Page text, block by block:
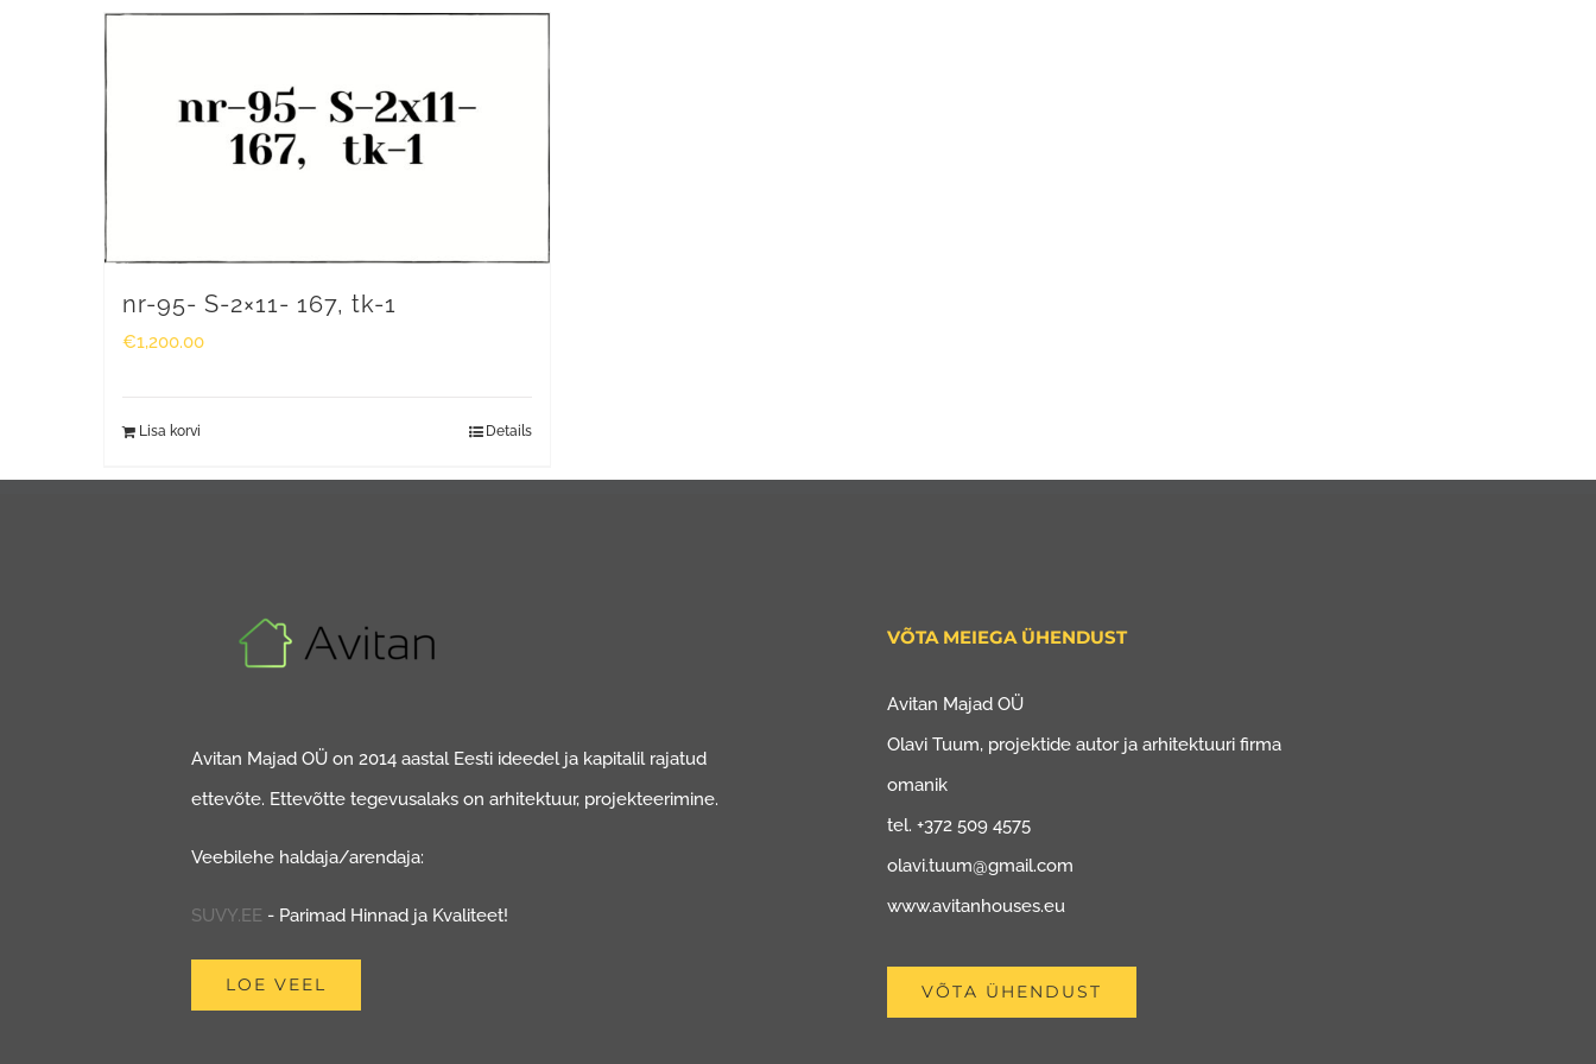
nr-95- S-2×11- 167, tk-1
€1,200.00
Lisa korvi Details
Avitan Majad OÜ on 2014 aastal Eesti ideedel ja kapitalil rajatud
ettevõte. Ettevõtte tegevusalaks on arhitektuur, projekteerimine.
Veebilehe haldaja/arendaja:
SUVY.EE - Parimad Hinnad ja Kvaliteet!
LOE VEEL
VÕTA MEIEGA ÜHENDUST
Avitan Majad OÜ
Olavi Tuum, projektide autor ja arhitektuuri firma
omanik
tel. +372 509 4575
olavi.tuum@gmail.com
www.avitanhouses.eu
VÕTA ÜHENDUST